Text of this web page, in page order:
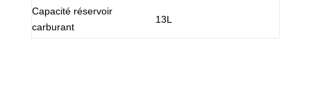
Capacité réservoir
carburant
13L